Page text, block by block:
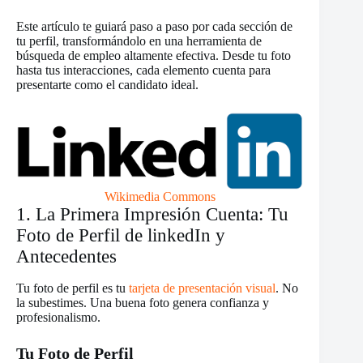
Este artículo te guiará paso a paso por cada sección de
tu perfil, transformándolo en una herramienta de
búsqueda de empleo altamente efectiva. Desde tu foto
hasta tus interacciones, cada elemento cuenta para
presentarte como el candidato ideal.
Wikimedia Commons
1. La Primera Impresión Cuenta: Tu
Foto de Perfil de linkedIn y
Antecedentes
Tu foto de perfil es tu tarjeta de presentación visual. No
la subestimes. Una buena foto genera confianza y
profesionalismo.
Tu Foto de Perfil